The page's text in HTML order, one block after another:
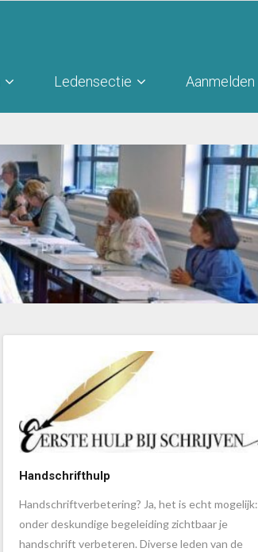
Ledensectie Aanmelden
Handschrifthulp
Handschriftverbetering? Ja, het is echt mogelijk:
onder deskundige begeleiding zichtbaar je
handschrift verbeteren. Diverse leden van de